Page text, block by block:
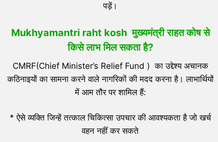
पड़ें।
Mukhyamantri raht kosh मुख्यमंत्री राहत कोष से
किसे लाभ मिल सकता है?
CMRF(Chief Minister’s Relief Fund ) का उद्देश्य अचानक
कठिनाइयों का सामना करने वाले नागरिकों की मदद करना है। लाभार्थियों
में आम तौर पर शामिल हैं:
* ऐसे व्यक्ति जिन्हें तत्काल चिकित्सा उपचार की आवश्यकता है जो खर्च
वहन नहीं कर सकते